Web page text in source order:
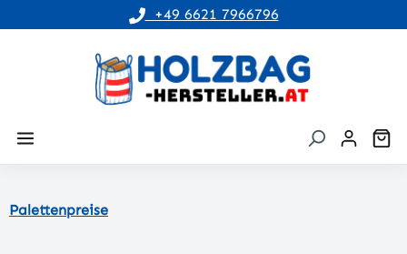
+49 6621 7966796
Palettenpreise